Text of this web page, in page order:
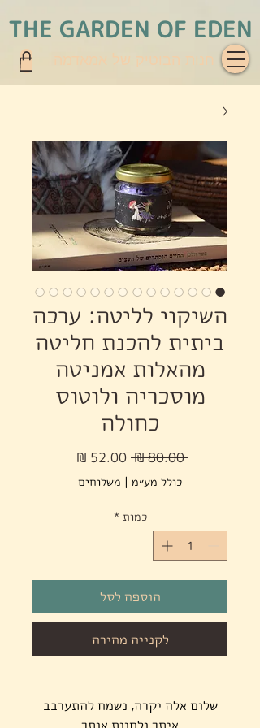
THE GARDEN OF EDEN
חנות הבוטיק של אמאדמה
השיקוי לליטה: ערכה
ביתית להכנת חליטה
מהאלות אמניטה
מוסכריה ולוטוס
כחולה
‏80.00 ‏₪
מחיר
רגיל כולל מע״מ | משלוחים
כמות *
הוספה לסל
לקנייה מהירה
שלום אלה יקרה, נשמח להתערבב